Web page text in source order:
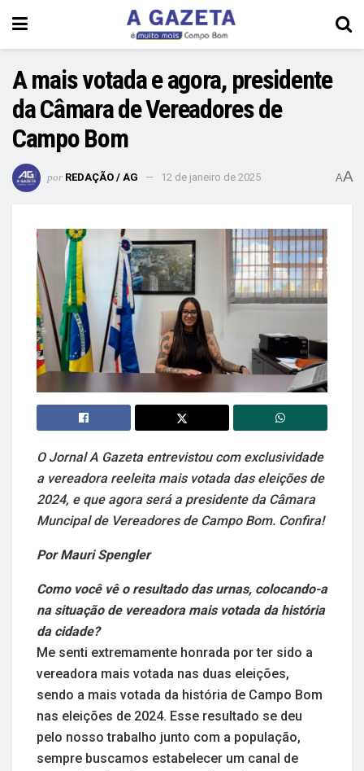
A mais votada e agora, presidente
da Câmara de Vereadores de
Campo Bom
por REDAÇÃO / AG 12 de janeiro de 2025 AA
O Jornal A Gazeta entrevistou com exclusividade
a vereadora reeleita mais votada das eleições de
2024, e que agora será a presidente da Câmara
Muncipal de Vereadores de Campo Bom. Confira!
Por Mauri Spengler
Como você vê o resultado das urnas, colocando-a
na situação de vereadora mais votada da história
da cidade?
Me senti extremamente honrada por ter sido a
vereadora mais votada nas duas eleições,
sendo a mais votada da história de Campo Bom
nas eleições de 2024. Esse resultado se deu
pelo nosso trabalho junto com a população,
sempre buscamos estabelecer um canal de